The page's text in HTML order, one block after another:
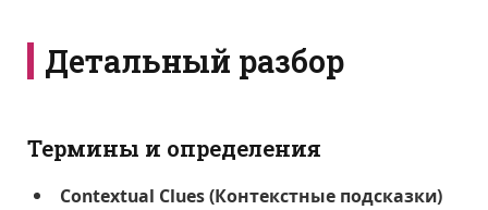
Детальный разбор
Термины и определения
Contextual Clues (Контекстные подсказки)